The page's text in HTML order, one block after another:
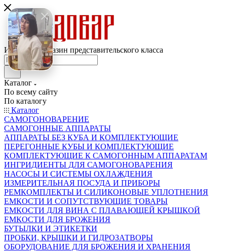
Интернет-магазин представительского класса
Каталог
По всему сайту
По каталогу
Каталог
САМОГОНОВАРЕНИЕ
САМОГОННЫЕ АППАРАТЫ
АППАРАТЫ БЕЗ КУБА И КОМПЛЕКТУЮЩИЕ
ПЕРЕГОННЫЕ КУБЫ И КОМПЛЕКТУЮЩИЕ
КОМПЛЕКТУЮЩИЕ К САМОГОННЫМ АППАРАТАМ
ИНГРИДИЕНТЫ ДЛЯ САМОГОНОВАРЕНИЯ
НАСОСЫ И СИСТЕМЫ ОХЛАЖДЕНИЯ
ИЗМЕРИТЕЛЬНАЯ ПОСУДА И ПРИБОРЫ
РЕМКОМПЛЕКТЫ И СИЛИКОНОВЫЕ УПЛОТНЕНИЯ
ЕМКОСТИ И СОПУТСТВУЮЩИЕ ТОВАРЫ
ЕМКОСТИ ДЛЯ ВИНА С ПЛАВАЮЩЕЙ КРЫШКОЙ
ЕМКОСТИ ДЛЯ БРОЖЕНИЯ
БУТЫЛКИ И ЭТИКЕТКИ
ПРОБКИ, КРЫШКИ И ГИДРОЗАТВОРЫ
ОБОРУДОВАНИЕ ДЛЯ БРОЖЕНИЯ И ХРАНЕНИЯ